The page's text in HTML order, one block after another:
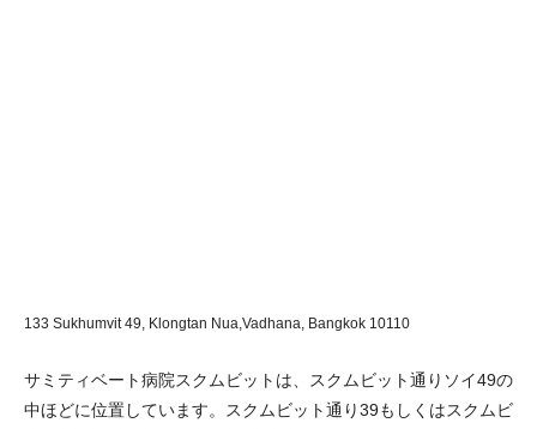
133 Sukhumvit 49, Klongtan Nua,Vadhana, Bangkok 10110
サミティベート病院スクムビットは、スクムビット通りソイ49の
中ほどに位置しています。スクムビット通り39もしくはスクムビ